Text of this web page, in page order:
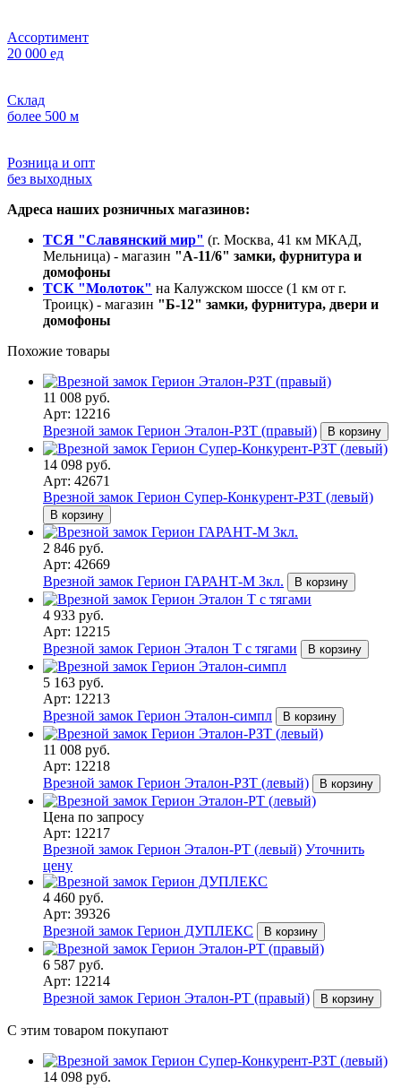
Ассортимент
20 000 ед
Склад
более 500 м
Розница и опт
без выходных
Адреса наших розничных магазинов:
ТСЯ "Славянский мир" (г. Москва, 41 км МКАД,
Мельница) - магазин "А-11/6" замки, фурнитура и
домофоны
ТСК "Молоток" на Калужском шоссе (1 км от г.
Троицк) - магазин "Б-12" замки, фурнитура, двери и
домофоны
Похожие товары
11 008 руб.
Арт: 12216
Врезной замок Герион Эталон-РЗТ (правый)
В корзину
14 098 руб.
Арт: 42671
Врезной замок Герион Супер-Конкурент-РЗТ (левый)
В корзину
2 846 руб.
Арт: 42669
Врезной замок Герион ГАРАНТ-М 3кл.
В корзину
4 933 руб.
Арт: 12215
Врезной замок Герион Эталон Т с тягами
В корзину
5 163 руб.
Арт: 12213
Врезной замок Герион Эталон-симпл
В корзину
11 008 руб.
Арт: 12218
Врезной замок Герион Эталон-РЗТ (левый)
В корзину
Цена по запросу
Арт: 12217
Врезной замок Герион Эталон-РТ (левый) Уточнить
цену
4 460 руб.
Арт: 39326
Врезной замок Герион ДУПЛЕКС
В корзину
6 587 руб.
Арт: 12214
Врезной замок Герион Эталон-РТ (правый)
В корзину
С этим товаром покупают
14 098 руб.